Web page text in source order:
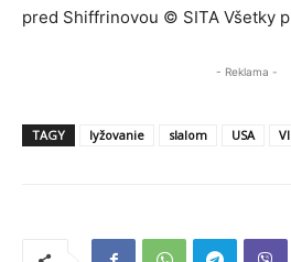
pred Shiffrinovou © SITA Všetky
- Reklama -
TAGY lyžovanie slalom USA